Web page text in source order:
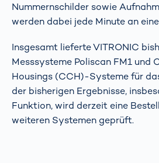
Nummernschilder sowie
werden dabei jede Minute an
Insgesamt lieferte VITRONIC
Messsysteme Poliscan FM1 und
Housings (CCH)-Systeme für
der bisherigen Ergebnisse,
Funktion, wird derzeit eine
weiteren Systemen geprüft.